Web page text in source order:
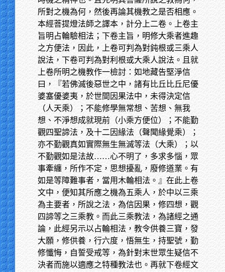
所對之機為何，然後再論其機教之是否相應。
本經菩提燈法師之譯本，計分上二卷。上卷主
旨明占輪驗相法；下卷主旨，明修大乘者進趣
之方便法，因此，上卷可判為對鈍根或三乘人
說法，下卷可判為對利根或大乘人說法。且就
上卷所明之機教作一檢討：如地藏告堅淨信
曰，『若佛滅後惡世之中，諸有比丘比丘尼優
婆塞優婆夷，於世間因果法中，未得決定信
（人天乘）；不能修學無常想、苦想、無我
想、不淨想成就現前（小乘方便位）；不能勤
觀四聖諦法，及十二因緣法（聲聞緣覺乘）；
亦不勤觀真如實際無生無滅等法（大乘）；以
不勤觀如是法故……心不明了，多求多惱，眾
事牽纏，所作不定，思想擾亂，廢修道業。有
如是等障難事者，當用木輪相法。』在此上卷
文中，便知其所應之機為五乘人，於中以三乘
為主要者，所說之法，為信因果，修四想，觀
四諦等之三乘教。而此三乘教法，為諸經之通
論，此經另示以占輪相法，教令供養三寶，發
大願，修供養，行六度，悟無生，持聖號，勤
修懺悔，自誓受戒等，為針對末世眾生疑信不
決者而施以適應之特種教法也。再就下卷經文